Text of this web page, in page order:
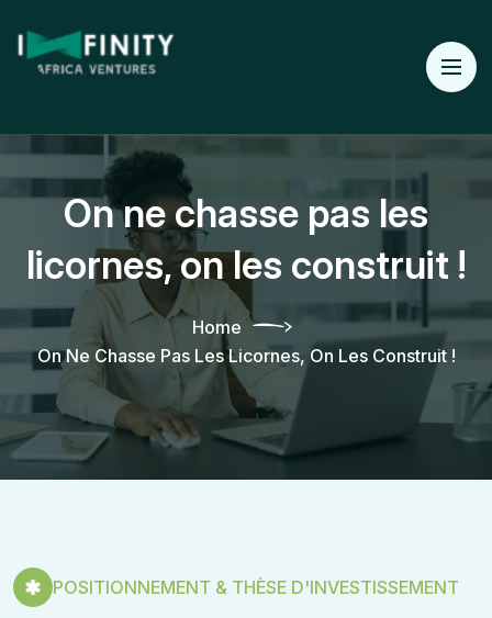
On ne chasse pas les
licornes, on les construit !
Home
On Ne Chasse Pas Les Licornes, On Les Construit !
POSITIONNEMENT & THÈSE D'INVESTISSEMENT